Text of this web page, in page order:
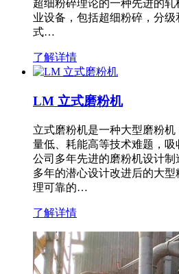
超细粉碎理论的一种先进的
业设备，包括超细粉碎，分
式…
了解详情
LM 立式磨粉机
立式磨粉机是一种大型磨粉
量低、耗能高等技术难题，
公司多年先进的磨粉机设计
多年的潜心设计改进后的大
理可靠的…
了解详情